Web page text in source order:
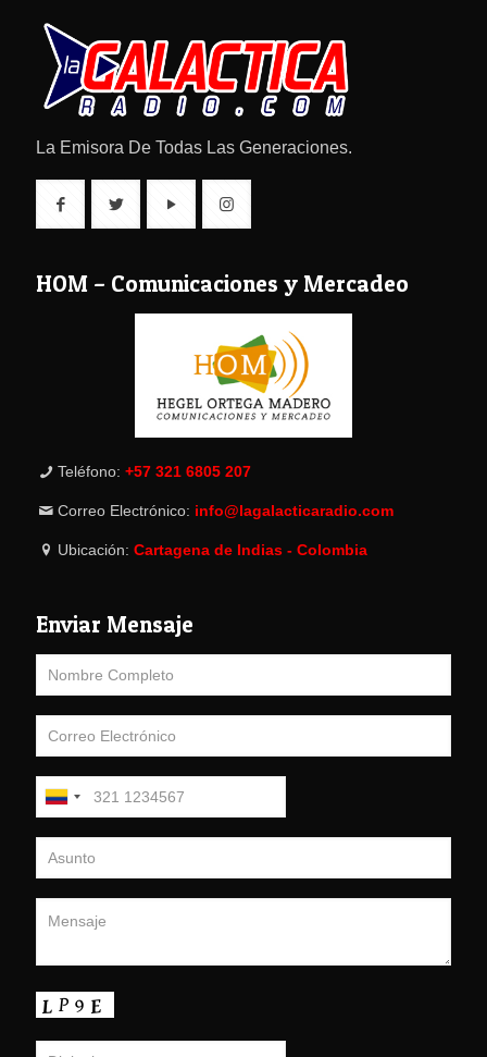
La Emisora De Todas Las Generaciones.
HOM – Comunicaciones y Mercadeo
Teléfono: +57 321 6805 207
Correo Electrónico: info@lagalacticaradio.com
Ubicación: Cartagena de Indias - Colombia
Enviar Mensaje